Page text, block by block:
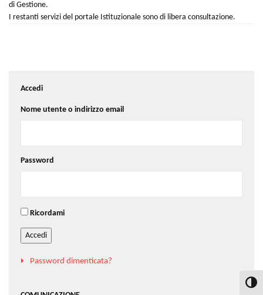
di Gestione.
I restanti servizi del portale Istituzionale sono di libera consultazione.
Accedi
Nome utente o indirizzo email
Password
Ricordami
Accedi
Password dimenticata?